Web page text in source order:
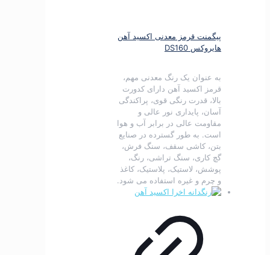
پیگمنت قرمز معدنی اکسید آهن
هایروکس DS160
به عنوان یک رنگ معدنی مهم،
قرمز اکسید آهن دارای کدورت
بالا، قدرت رنگی قوی، پراکندگی
آسان، پایداری نور عالی و
مقاومت عالی در برابر آب و هوا
است. به طور گسترده در صنایع
بتن، کاشی سقف، سنگ فرش،
گچ کاری، سنگ تراشی، رنگ،
پوشش، لاستیک، پلاستیک، کاغذ
و چرم و غیره استفاده می شود.